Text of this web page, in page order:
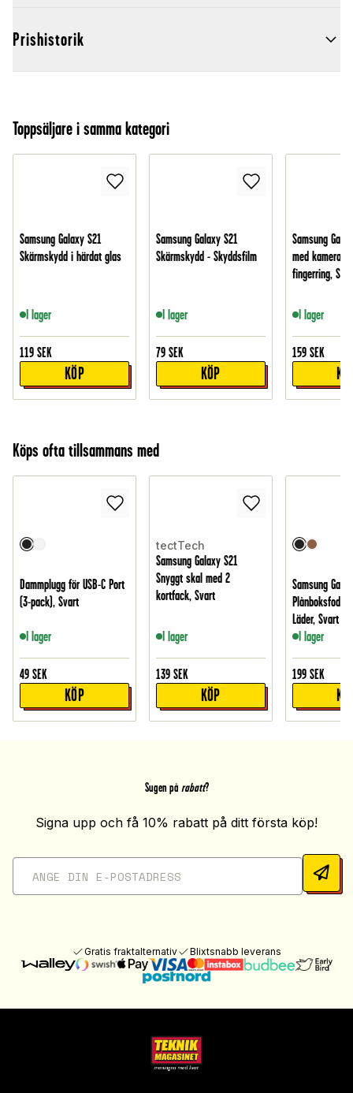
Prishistorik
Toppsäljare i samma kategori
Samsung Galaxy S21
Skärmskydd i härdat glas
I lager
119 SEK
KÖP
Samsung Galaxy S21
Skärmskydd - Skyddsfilm
I lager
79 SEK
KÖP
Samsung
med
fingerring,
I lager
159 SEK
Köps ofta tillsammans med
Dammplugg för USB-C Port
(3-pack), Svart
I lager
49 SEK
KÖP
tectTech
Samsung Galaxy S21
Snyggt skal med 2
kortfack, Svart
I lager
139 SEK
KÖP
Samsung
Läder, Svart
I lager
199 SEK
Sugen på rabatt?
Signa upp och få 10% rabatt på ditt första köp!
Gratis fraktalternativ Blixtsnabb leverans